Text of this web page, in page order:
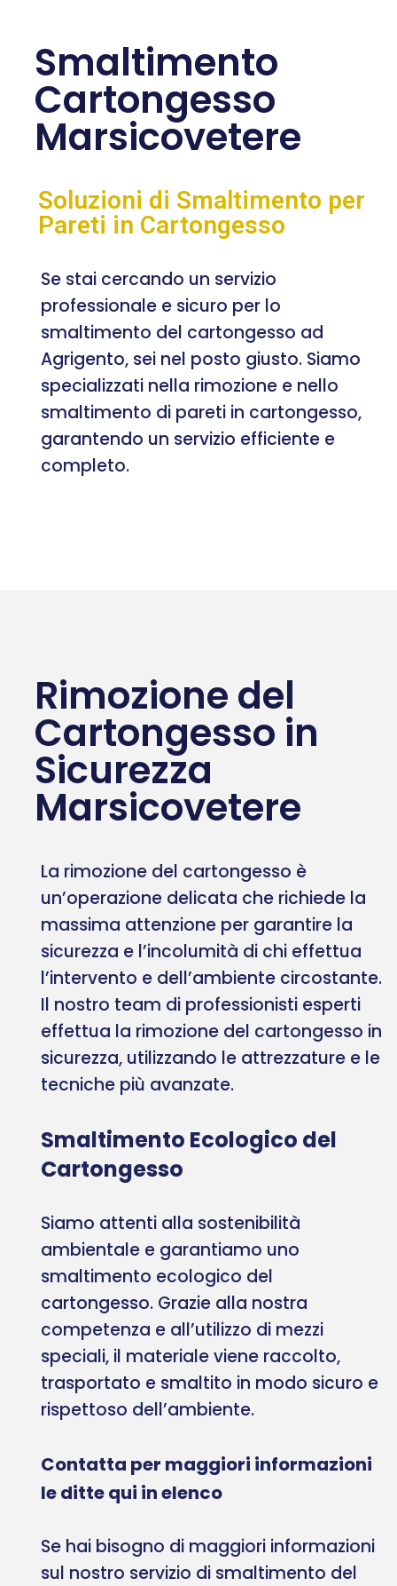
Smaltimento
Cartongesso
Marsicovetere
Soluzioni di Smaltimento per
Pareti in Cartongesso
Se stai cercando un servizio
professionale e sicuro per lo
smaltimento del cartongesso ad
Agrigento, sei nel posto giusto. Siamo
specializzati nella rimozione e nello
smaltimento di pareti in cartongesso,
garantendo un servizio efficiente e
completo.
Rimozione del
Cartongesso in
Sicurezza
Marsicovetere
La rimozione del cartongesso è
un’operazione delicata che richiede la
massima attenzione per garantire la
sicurezza e l’incolumità di chi effettua
l’intervento e dell’ambiente circostante.
Il nostro team di professionisti esperti
effettua la rimozione del cartongesso in
sicurezza, utilizzando le attrezzature e le
tecniche più avanzate.
Smaltimento Ecologico del
Cartongesso
Siamo attenti alla sostenibilità
ambientale e garantiamo uno
smaltimento ecologico del
cartongesso. Grazie alla nostra
competenza e all’utilizzo di mezzi
speciali, il materiale viene raccolto,
trasportato e smaltito in modo sicuro e
rispettoso dell’ambiente.
Contatta per maggiori informazioni
le ditte qui in elenco
Se hai bisogno di maggiori informazioni
sul nostro servizio di smaltimento del